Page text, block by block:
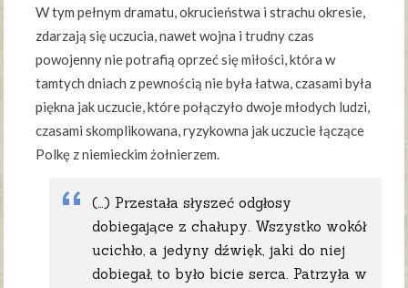
W tym pełnym dramatu, okrucieństwa i strachu okresie,
zdarzają się uczucia, nawet wojna i trudny czas
powojenny nie potrafią oprzeć się miłości, która w
tamtych dniach z pewnością nie była łatwa, czasami była
piękna jak uczucie, które połączyło dwoje młodych ludzi,
czasami skomplikowana, ryzykowna jak uczucie łączące
Polkę z niemieckim żołnierzem.
(…) Przestała słyszeć odgłosy
dobiegające z chałupy. Wszystko wokół
ucichło, a jedyny dźwięk, jaki do niej
dobiegał, to było bicie serca. Patrzyła w